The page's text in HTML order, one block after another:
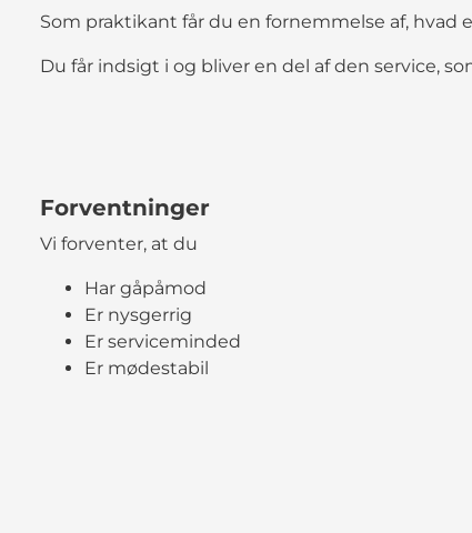
Som praktikant får du en fornemmelse af, hvad
Du får indsigt i og bliver en del af den service,
Forventninger
Vi forventer, at du
Har gåpåmod
Er nysgerrig
Er serviceminded
Er mødestabil